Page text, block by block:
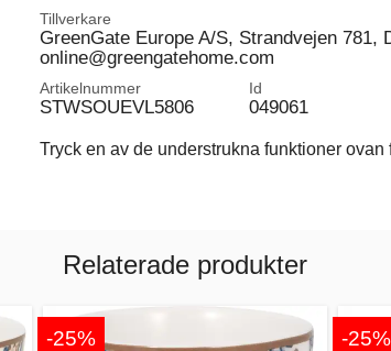
Tillverkare
GreenGate Europe A/S, Strandvejen 781,
online@greengatehome.com
Artikelnummer
STWSOUEVL5806
Id
049061
Tryck en av de understrukna funktioner ovan
Relaterade produkter
-25% -25%